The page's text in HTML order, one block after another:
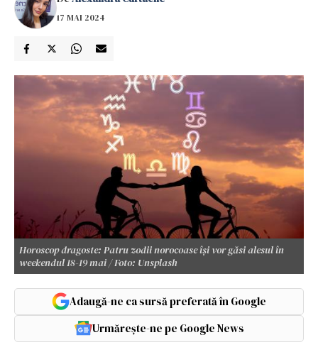
17 MAI 2024
Horoscop dragoste: Patru zodii norocoase își vor găsi alesul în
weekendul 18-19 mai / Foto: Unsplash
Adaugă-ne ca sursă preferată în Google
Urmărește-ne pe Google News